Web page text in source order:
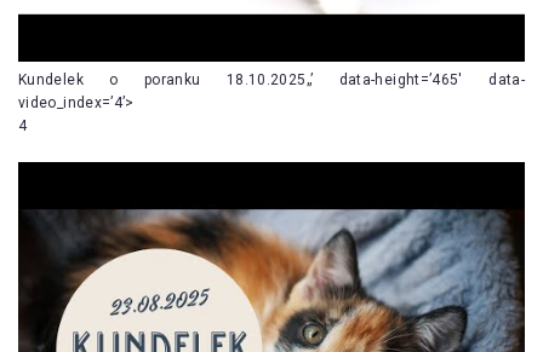
Kundelek o poranku 18.10.2025„’ data-height=’465′ data-
video_index=’4’>
4